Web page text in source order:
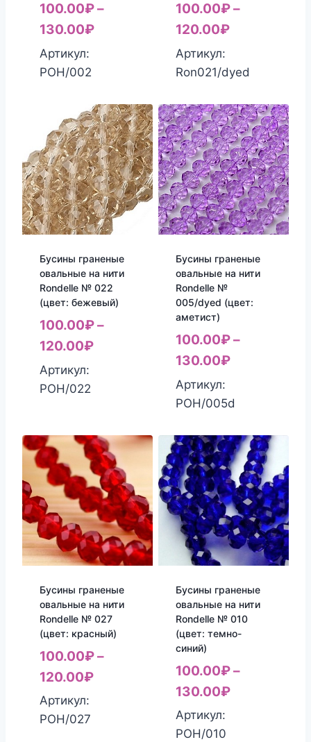
100.00₽–
130.00₽
Артикул:
РОН/002
100.00₽–
120.00₽
Артикул:
Ron021/dyed
Бусины граненые
овальные на нити
Rondelle № 022
(цвет: бежевый)
100.00₽–
120.00₽
Артикул:
РОН/022
Бусины граненые
овальные на нити
Rondelle №
005/dyed (цвет:
аметист)
100.00₽–
130.00₽
Артикул:
РОН/005d
Бусины граненые
овальные на нити
Rondelle № 027
(цвет: красный)
100.00₽–
120.00₽
Артикул:
РОН/027
Бусины граненые
овальные на нити
Rondelle № 010
(цвет: темно-
синий)
100.00₽–
130.00₽
Артикул:
РОН/010